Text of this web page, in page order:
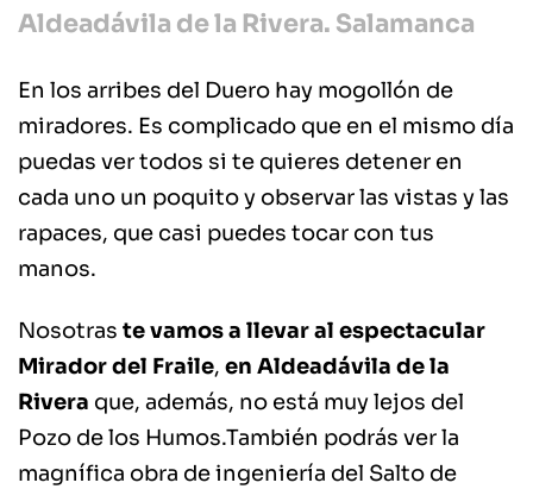
Aldeadávila de la Rivera. Salamanca
En los arribes del Duero hay mogollón de
miradores. Es complicado que en el mismo día
puedas ver todos si te quieres detener en
cada uno un poquito y observar las vistas y las
rapaces, que casi puedes tocar con tus
manos.
Nosotras te vamos a llevar al espectacular
Mirador del Fraile, en Aldeadávila de la
Rivera que, además, no está muy lejos del
Pozo de los Humos.También podrás ver la
magnífica obra de ingeniería del Salto de